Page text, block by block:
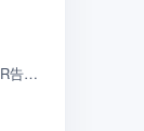
求职空窗期要不要在简历上写明，资深HR告诉你